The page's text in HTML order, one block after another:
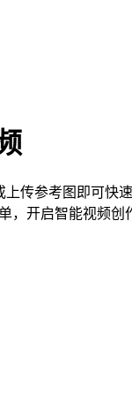
传参考图即可快速
，开启智能视频创